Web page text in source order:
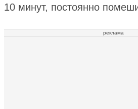
10 минут, постоянно
реклама